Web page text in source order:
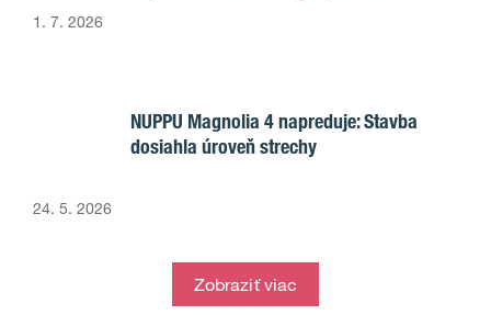
1. 7. 2026
24. 5. 2026
NUPPU Magnolia 4 napreduje: Stavba
dosiahla úroveň strechy
Zobraziť viac